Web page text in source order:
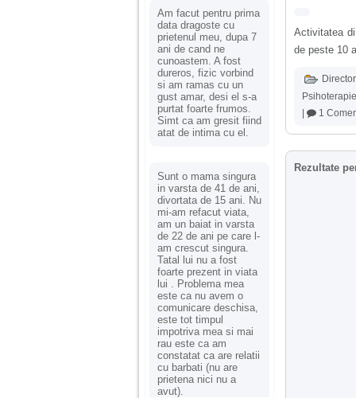
Am facut pentru prima
data dragoste cu
prietenul meu, dupa 7
ani de cand ne
cunoastem. A fost
dureros, fizic vorbind
si am ramas cu un
gust amar, desi el s-a
purtat foarte frumos.
Simt ca am gresit fiind
atat de intima cu el.
Sunt o mama singura
in varsta de 41 de ani,
divortata de 15 ani. Nu
mi-am refacut viata,
am un baiat in varsta
de 22 de ani pe care l-
am crescut singura.
Tatal lui nu a fost
foarte prezent in viata
lui . Problema mea
este ca nu avem o
comunicare deschisa,
este tot timpul
impotriva mea si mai
rau este ca am
constatat ca are relatii
cu barbati (nu are
prietena nici nu a
avut).
Activitatea
de peste 10
Psihoterapie
1
Rezultate